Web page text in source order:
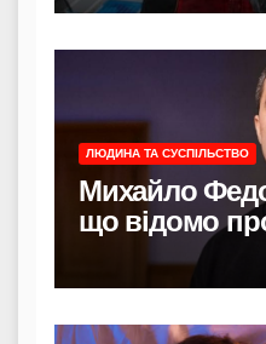
ЛЮДИНА ТА СУСПІЛЬСТВО
Михайло
що відомо